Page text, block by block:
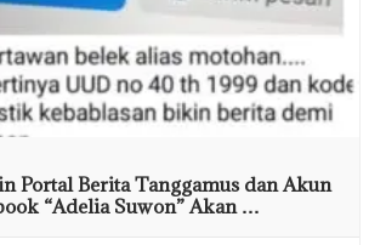
Portal Berita Tanggamus dan Akun
“Adelia Suwon” Akan …